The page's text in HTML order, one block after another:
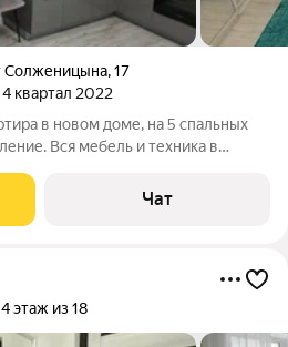
Солженицына,17
4 квартал 2022
в новом доме, на 5 спальных
Вся мебель и техника в
микраволновка,
и
Чат
этаж из 18